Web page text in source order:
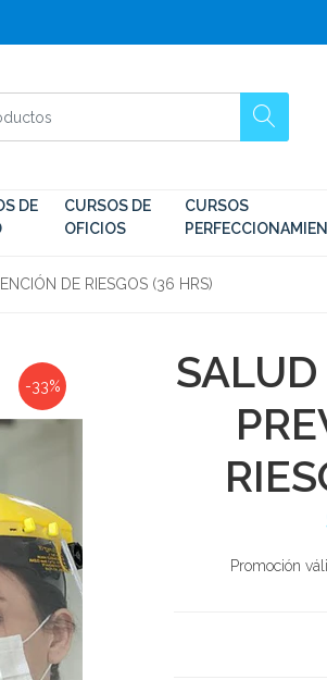
DE
CURSOS DE
OFICIOS
CURSOS
DE RIESGOS (36 HRS)
-33%
Promoción